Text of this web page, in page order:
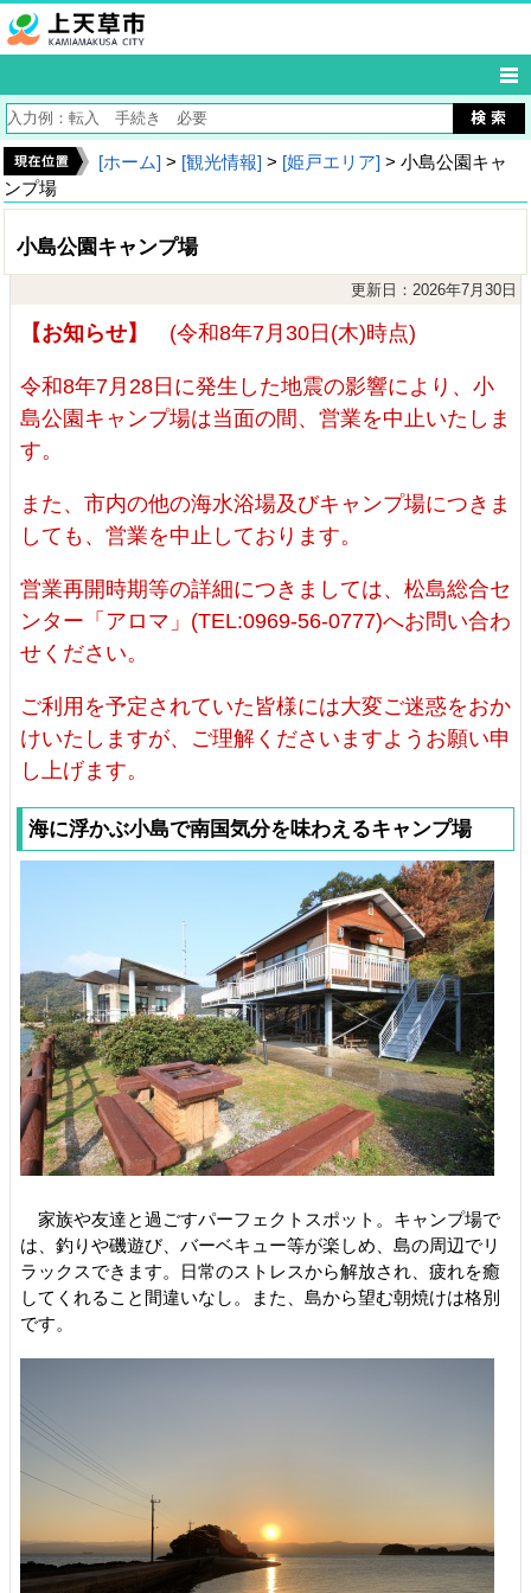
[ホーム] > [観光情報] > [姫戸エリア] > 小島公園キャ
ンプ場
小島公園キャンプ場
更新日：2026年7月30日
【お知らせ】 (令和8年7月30日(木)時点)
令和8年7月28日に発生した地震の影響により、小
島公園キャンプ場は当面の間、営業を中止いたしま
す。
また、市内の他の海水浴場及びキャンプ場につきま
しても、営業を中止しております。
営業再開時期等の詳細につきましては、松島総合セ
ンター「アロマ」(TEL:0969-56-0777)へお問い合わ
せください。
ご利用を予定されていた皆様には大変ご迷惑をおか
けいたしますが、ご理解くださいますようお願い申
し上げます。
海に浮かぶ小島で南国気分を味わえるキャンプ場
家族や友達と過ごすパーフェクトスポット。キャンプ場で
は、釣りや磯遊び、バーベキュー等が楽しめ、島の周辺でリ
ラックスできます。日常のストレスから解放され、疲れを癒
してくれること間違いなし。また、島から望む朝焼けは格別
です。